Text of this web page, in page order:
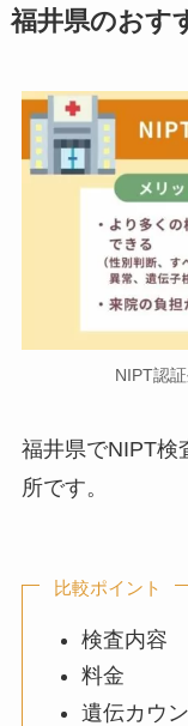
福井県のおす
NIPT認
福井県でNIPT検
所です。
比較ポイント
検査内容
料金
遺伝カウ